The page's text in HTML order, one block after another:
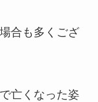
合も多くござ
亡くなった姿